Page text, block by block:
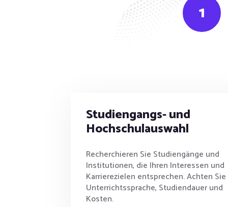
1
Studiengangs- und
Hochschulauswahl
Recherchieren Sie Studiengänge und
Institutionen, die Ihren Interessen und
Karrierezielen entsprechen. Achten
Unterrichtssprache, Studiendauer und
Kosten.